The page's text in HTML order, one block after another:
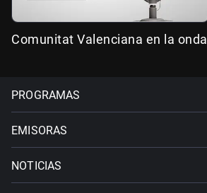
Comunitat Valenciana en la onda
PROGRAMAS
EMISORAS
NOTICIAS